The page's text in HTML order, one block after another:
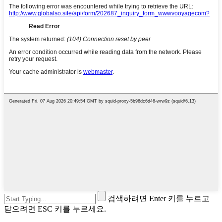
검색하려면 Enter 키를 누르고
닫으려면 ESC 키를 누르세요.